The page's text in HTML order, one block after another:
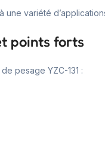
variété
points forts
pesage YZC-131 :